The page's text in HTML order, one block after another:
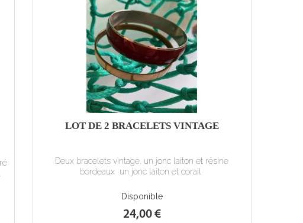
LOT DE 2 BRACELETS VINTAGE
Deux bracelets vintage. un jonc laiton et résine
bordeaux un jonc laiton et corail
Disponible
24,00 €